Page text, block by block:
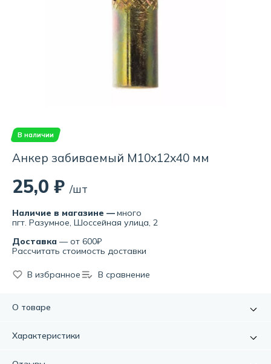
В наличии
Анкер забиваемый М10х12х40 мм
25,0 ₽ /шт
Наличие в магазине —много
пгт. Разумное, Шоссейная улица, 2
Доставка — от 600₽
Рассчитать стоимость доставки
В избранное В сравнение
О товаре
конструкций и оборудования в стены и перекрытия из
Характеристики